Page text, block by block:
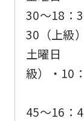
30〜18：
30（上級）
土曜日
級）・10
14：
45〜16：